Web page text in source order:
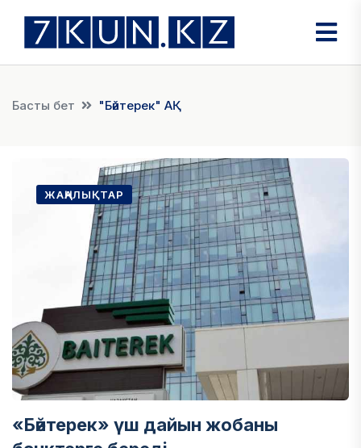
Басты бет "Бәйтерек" АҚ
ЖАҢАЛЫҚТАР
«Бәйтерек» үш дайын жобаны